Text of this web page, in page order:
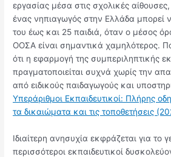
εργασίας μέσα στις σχολικές
ένας νηπιαγωγός στην Ελλάδα μπορεί
του έως και 25 παιδιά, όταν ο μέσος
ΟΟΣΑ είναι σημαντικά χαμηλότερος.
ότι η εφαρμογή της συμπεριληπτικής
πραγματοποιείται συχνά χωρίς την
από ειδικούς παιδαγωγούς και
Υπεράριθμοι Εκπαιδευτικοί: Πλήρης
τα δικαιώματα και τις τοποθετήσεις
Ιδιαίτερη ανησυχία εκφράζεται για το
περισσότεροι εκπαιδευτικοί